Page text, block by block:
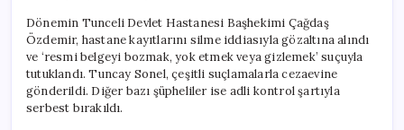
Dönemin Tunceli Devlet Hastanesi Başhekimi Çağdaş
Özdemir, hastane kayıtlarını silme iddiasıyla gözaltına alındı
ve ‘resmi belgeyi bozmak, yok etmek veya gizlemek’ suçuyla
tutuklandı. Tuncay Sonel, çeşitli suçlamalarla cezaevine
gönderildi. Diğer bazı şüpheliler ise adli kontrol şartıyla
serbest bırakıldı.